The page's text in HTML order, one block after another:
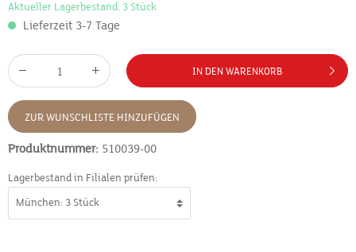
Aktueller Lagerbestand: 3 Stück
Lieferzeit 3-7 Tage
IN DEN WARENKORB
ZUR WUNSCHLISTE HINZUFÜGEN
Produktnummer: 510039-00
Lagerbestand in Filialen prüfen: